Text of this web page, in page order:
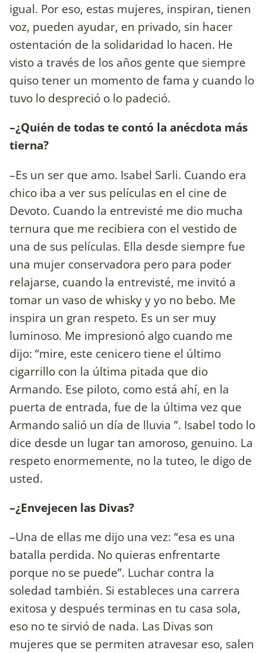
igual. Por eso, estas mujeres, inspiran, tienen
voz, pueden ayudar, en privado, sin hacer
ostentación de la solidaridad lo hacen. He
visto a través de los años gente que siempre
quiso tener un momento de fama y cuando lo
tuvo lo despreció o lo padeció.
–¿Quién de todas te contó la anécdota más
tierna?
–Es un ser que amo. Isabel Sarli. Cuando era
chico iba a ver sus películas en el cine de
Devoto. Cuando la entrevisté me dio mucha
ternura que me recibiera con el vestido de
una de sus películas. Ella desde siempre fue
una mujer conservadora pero para poder
relajarse, cuando la entrevisté, me invitó a
tomar un vaso de whisky y yo no bebo. Me
inspira un gran respeto. Es un ser muy
luminoso. Me impresionó algo cuando me
dijo: “mire, este cenicero tiene el último
cigarrillo con la última pitada que dio
Armando. Ese piloto, como está ahí, en la
puerta de entrada, fue de la última vez que
Armando salió un día de lluvia ”. Isabel todo lo
dice desde un lugar tan amoroso, genuino. La
respeto enormemente, no la tuteo, le digo de
usted.
–¿Envejecen las Divas?
–Una de ellas me dijo una vez: “esa es una
batalla perdida. No quieras enfrentarte
porque no se puede”. Luchar contra la
soledad también. Si estableces una carrera
exitosa y después terminas en tu casa sola,
eso no te sirvió de nada. Las Divas son
mujeres que se permiten atravesar eso, salen